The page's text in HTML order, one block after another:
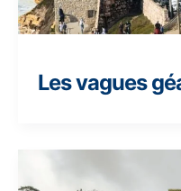
Les vagues